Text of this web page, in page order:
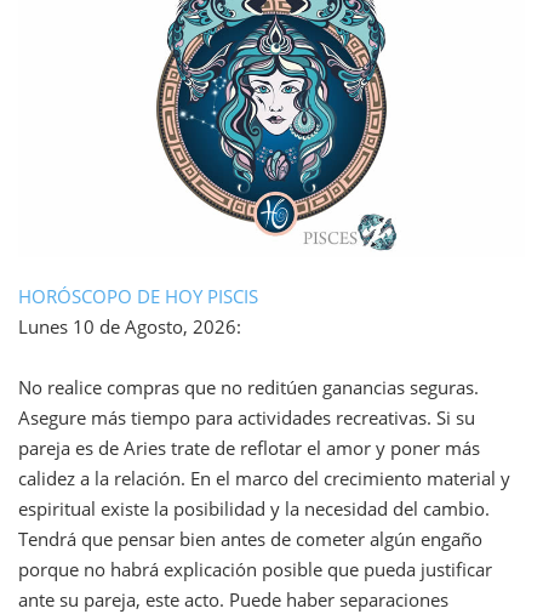
HORÓSCOPO DE HOY PISCIS
Lunes 10 de Agosto, 2026:
No realice compras que no reditúen ganancias seguras.
Asegure más tiempo para actividades recreativas. Si su
pareja es de Aries trate de reflotar el amor y poner más
calidez a la relación. En el marco del crecimiento material y
espiritual existe la posibilidad y la necesidad del cambio.
Tendrá que pensar bien antes de cometer algún engaño
porque no habrá explicación posible que pueda justificar
ante su pareja, este acto. Puede haber separaciones